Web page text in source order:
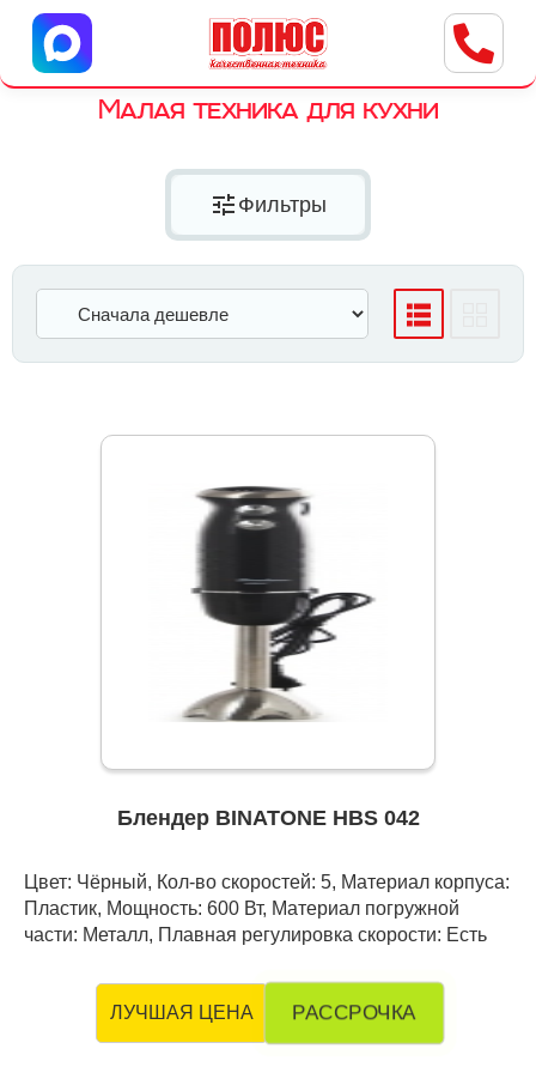
Центр бытовой техники
г. Ульяновск, ул. Пушкарева, 8a
Малая техника для кухни
tune Фильтры
Блендер BINATONE HBS 042
Цвет: Чёрный, Кол-во скоростей: 5, Материал корпуса:
Пластик, Мощность: 600 Вт, Материал погружной
части: Металл, Плавная регулировка скорости: Есть
ЛУЧШАЯ ЦЕНА РАССРОЧКА